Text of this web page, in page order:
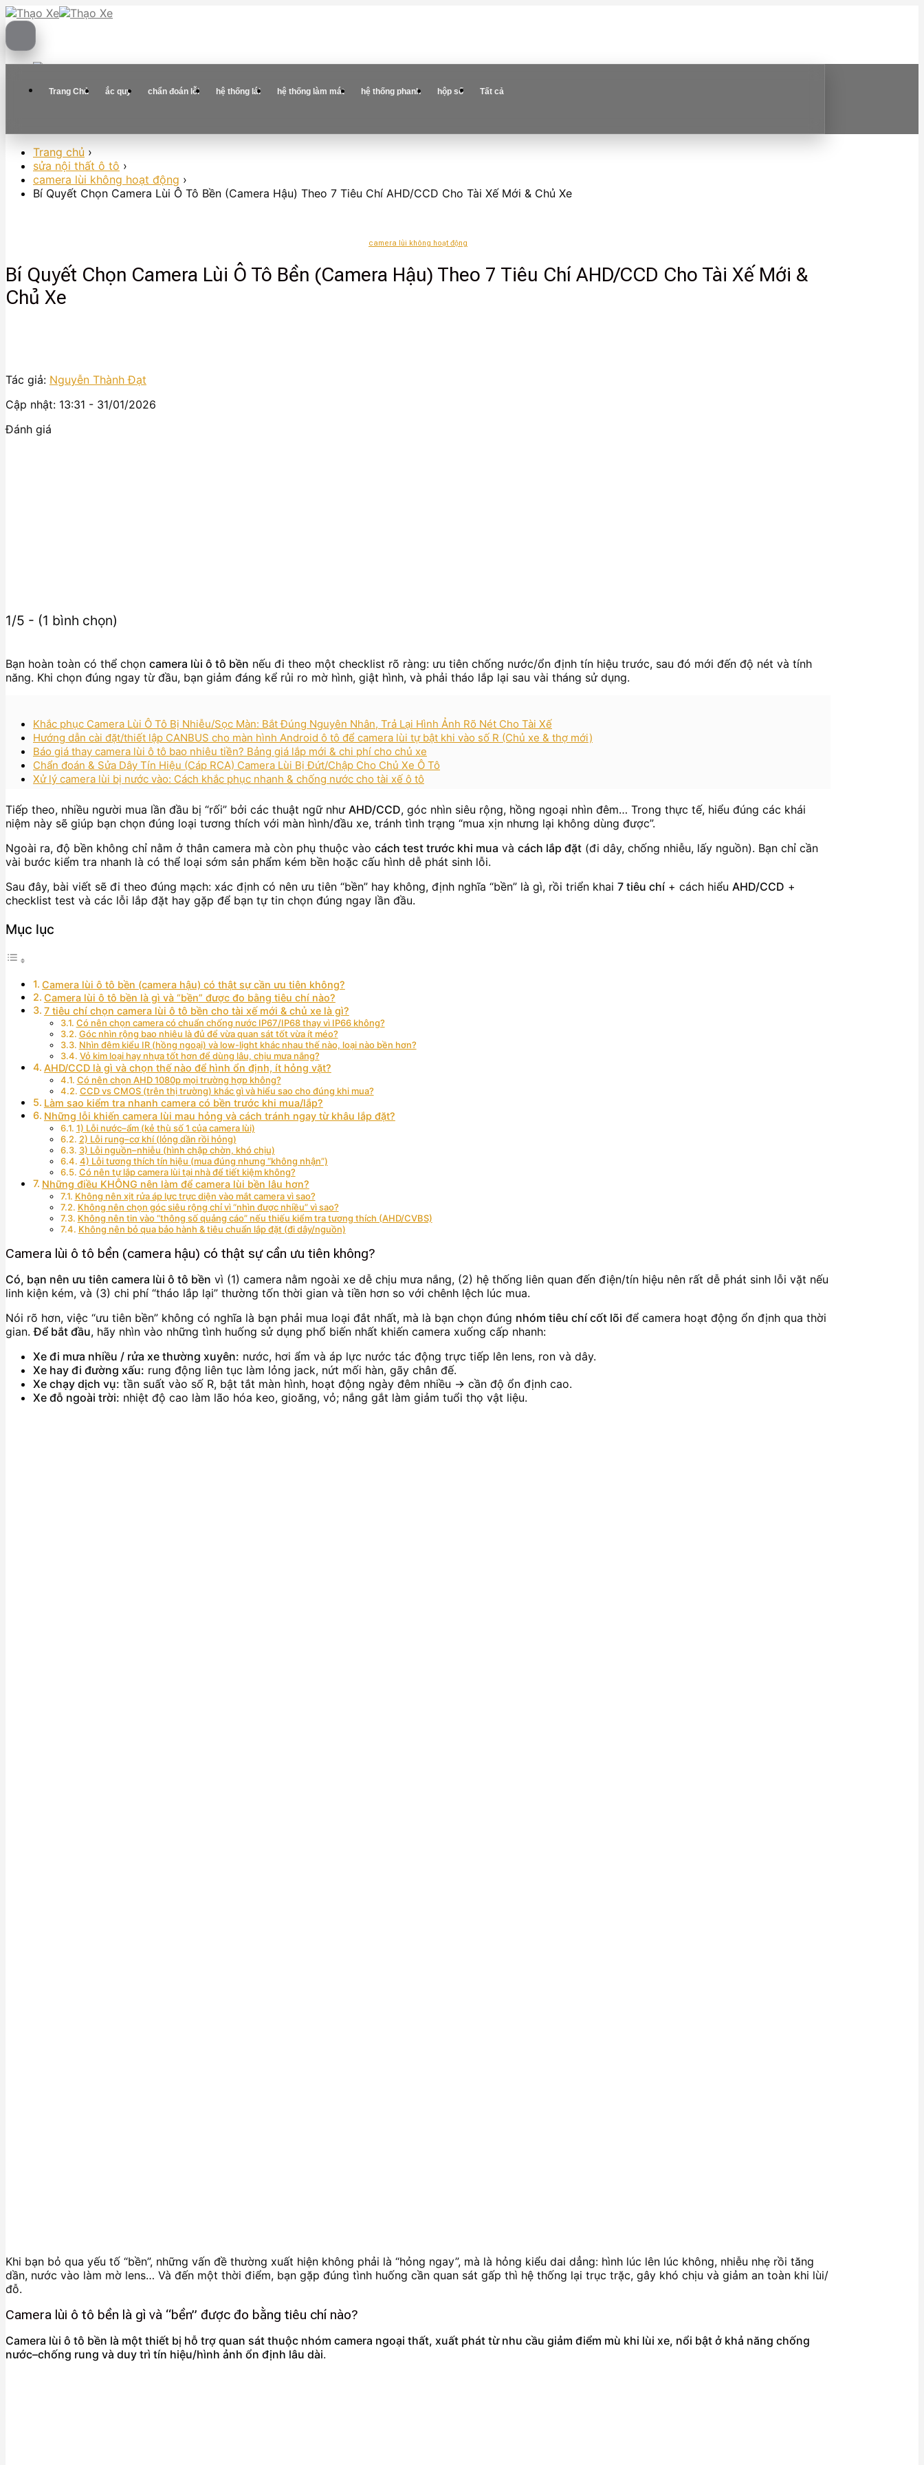
Skip
to
Trang Chủ ắc quy chẩn đoán lỗi hệ thống lái hệ thống làm mát hệ thống phanh hộp số Tất cả
Trang chủ ›
sửa nội thất ô tô ›
camera lùi không hoạt động ›
Bí Quyết Chọn Camera Lùi Ô Tô Bền (Camera Hậu) Theo 7 Tiêu Chí AHD/CCD Cho Tài Xế Mới & Chủ Xe
camera lùi không hoạt động
Bí Quyết Chọn Camera Lùi Ô Tô Bền (Camera Hậu) Theo 7 Tiêu Chí AHD/CCD Cho Tài Xế Mới &
Chủ Xe
Tác giả: Nguyễn Thành Đạt
Cập nhật: 13:31 - 31/01/2026
Đánh giá
1/5 - (1 bình chọn)
Bạn hoàn toàn có thể chọn camera lùi ô tô bền nếu đi theo một checklist rõ ràng: ưu tiên chống nước/ổn định tín hiệu trước, sau đó mới đến độ nét và tính
năng. Khi chọn đúng ngay từ đầu, bạn giảm đáng kể rủi ro mờ hình, giật hình, và phải tháo lắp lại sau vài tháng sử dụng.
Khắc phục Camera Lùi Ô Tô Bị Nhiễu/Sọc Màn: Bắt Đúng Nguyên Nhân, Trả Lại Hình Ảnh Rõ Nét Cho Tài Xế
Hướng dẫn cài đặt/thiết lập CANBUS cho màn hình Android ô tô để camera lùi tự bật khi vào số R (Chủ xe & thợ mới)
Báo giá thay camera lùi ô tô bao nhiêu tiền? Bảng giá lắp mới & chi phí cho chủ xe
Chẩn đoán & Sửa Dây Tín Hiệu (Cáp RCA) Camera Lùi Bị Đứt/Chập Cho Chủ Xe Ô Tô
Xử lý camera lùi bị nước vào: Cách khắc phục nhanh & chống nước cho tài xế ô tô
Tiếp theo, nhiều người mua lần đầu bị “rối” bởi các thuật ngữ như AHD/CCD, góc nhìn siêu rộng, hồng ngoại nhìn đêm… Trong thực tế, hiểu đúng các khái
niệm này sẽ giúp bạn chọn đúng loại tương thích với màn hình/đầu xe, tránh tình trạng “mua xịn nhưng lại không dùng được”.
Ngoài ra, độ bền không chỉ nằm ở thân camera mà còn phụ thuộc vào cách test trước khi mua và cách lắp đặt (đi dây, chống nhiễu, lấy nguồn). Bạn chỉ cần
vài bước kiểm tra nhanh là có thể loại sớm sản phẩm kém bền hoặc cấu hình dễ phát sinh lỗi.
Sau đây, bài viết sẽ đi theo đúng mạch: xác định có nên ưu tiên “bền” hay không, định nghĩa “bền” là gì, rồi triển khai 7 tiêu chí+ cách hiểu AHD/CCD +
checklist test và các lỗi lắp đặt hay gặp để bạn tự tin chọn đúng ngay lần đầu.
Mục lục
Camera lùi ô tô bền (camera hậu) có thật sự cần ưu tiên không?
Camera lùi ô tô bền là gì và “bền” được đo bằng tiêu chí nào?
7 tiêu chí chọn camera lùi ô tô bền cho tài xế mới & chủ xe là gì?
Có nên chọn camera có chuẩn chống nước IP67/IP68 thay vì IP66 không?
Góc nhìn rộng bao nhiêu là đủ để vừa quan sát tốt vừa ít méo?
Nhìn đêm kiểu IR (hồng ngoại) và low-light khác nhau thế nào, loại nào bền hơn?
Vỏ kim loại hay nhựa tốt hơn để dùng lâu, chịu mưa nắng?
AHD/CCD là gì và chọn thế nào để hình ổn định, ít hỏng vặt?
Có nên chọn AHD 1080p mọi trường hợp không?
CCD vs CMOS (trên thị trường) khác gì và hiểu sao cho đúng khi mua?
Làm sao kiểm tra nhanh camera có bền trước khi mua/lắp?
Những lỗi khiến camera lùi mau hỏng và cách tránh ngay từ khâu lắp đặt?
1) Lỗi nước–ẩm (kẻ thù số 1 của camera lùi)
2) Lỗi rung–cơ khí (lỏng dần rồi hỏng)
3) Lỗi nguồn–nhiễu (hình chập chờn, khó chịu)
4) Lỗi tương thích tín hiệu (mua đúng nhưng “không nhận”)
Có nên tự lắp camera lùi tại nhà để tiết kiệm không?
Những điều KHÔNG nên làm để camera lùi bền lâu hơn?
Không nên xịt rửa áp lực trực diện vào mắt camera vì sao?
Không nên chọn góc siêu rộng chỉ vì “nhìn được nhiều” vì sao?
Không nên tin vào “thông số quảng cáo” nếu thiếu kiểm tra tương thích (AHD/CVBS)
Không nên bỏ qua bảo hành & tiêu chuẩn lắp đặt (đi dây/nguồn)
Camera lùi ô tô bền (camera hậu) có thật sự cần ưu tiên không?
Có, bạn nên ưu tiên camera lùi ô tô bền vì (1) camera nằm ngoài xe dễ chịu mưa nắng, (2) hệ thống liên quan đến điện/tín hiệu nên rất dễ phát sinh lỗi vặt nếu
linh kiện kém, và (3) chi phí “tháo lắp lại” thường tốn thời gian và tiền hơn so với chênh lệch lúc mua.
Nói rõ hơn, việc “ưu tiên bền” không có nghĩa là bạn phải mua loại đắt nhất, mà là bạn chọn đúng nhóm tiêu chí cốt lõi để camera hoạt động ổn định qua thời
gian.Để bắt đầu, hãy nhìn vào những tình huống sử dụng phổ biến nhất khiến camera xuống cấp nhanh:
Xe đi mưa nhiều / rửa xe thường xuyên: nước, hơi ẩm và áp lực nước tác động trực tiếp lên lens, ron và dây.
Xe hay đi đường xấu: rung động liên tục làm lỏng jack, nứt mối hàn, gãy chân đế.
Xe chạy dịch vụ: tần suất vào số R, bật tắt màn hình, hoạt động ngày đêm nhiều → cần độ ổn định cao.
Xe đỗ ngoài trời: nhiệt độ cao làm lão hóa keo, gioăng, vỏ; nắng gắt làm giảm tuổi thọ vật liệu.
Khi bạn bỏ qua yếu tố “bền”, những vấn đề thường xuất hiện không phải là “hỏng ngay”, mà là hỏng kiểu dai dẳng: hình lúc lên lúc không, nhiễu nhẹ rồi tăng
dần, nước vào làm mờ lens… Và đến một thời điểm, bạn gặp đúng tình huống cần quan sát gấp thì hệ thống lại trục trặc, gây khó chịu và giảm an toàn khi lùi/
đỗ.
Camera lùi ô tô bền là gì và “bền” được đo bằng tiêu chí nào?
Camera lùi ô tô bền là một thiết bị hỗ trợ quan sát thuộc nhóm camera ngoại thất, xuất phát từ nhu cầu giảm điểm mù khi lùi xe, nổi bật ở khả năng chống
nước–chống rung và duy trì tín hiệu/hình ảnh ổn định lâu dài.